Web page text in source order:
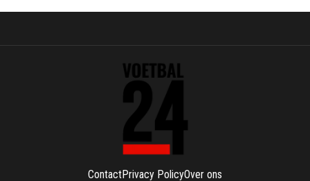
ContactPrivacy PolicyOver ons